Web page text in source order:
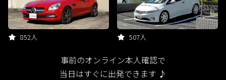
852人 507人
事前のオンライン本人確認で
当日はすぐに出発できます ♪